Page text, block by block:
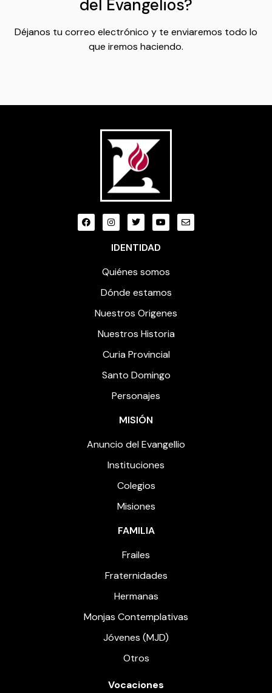
del Evangelios?
Déjanos tu correo electrónico y te enviaremos todo lo
que iremos haciendo.
IDENTIDAD
Quiénes somos
Dónde estamos
Nuestros Origenes
Nuestros Historia
Curia Provincial
Santo Domingo
Personajes
MISIÓN
Anuncio del Evangellio
Instituciones
Colegios
Misiones
FAMILIA
Frailes
Fraternidades
Hermanas
Monjas Contemplativas
Jóvenes (MJD)
Otros
Vocaciones